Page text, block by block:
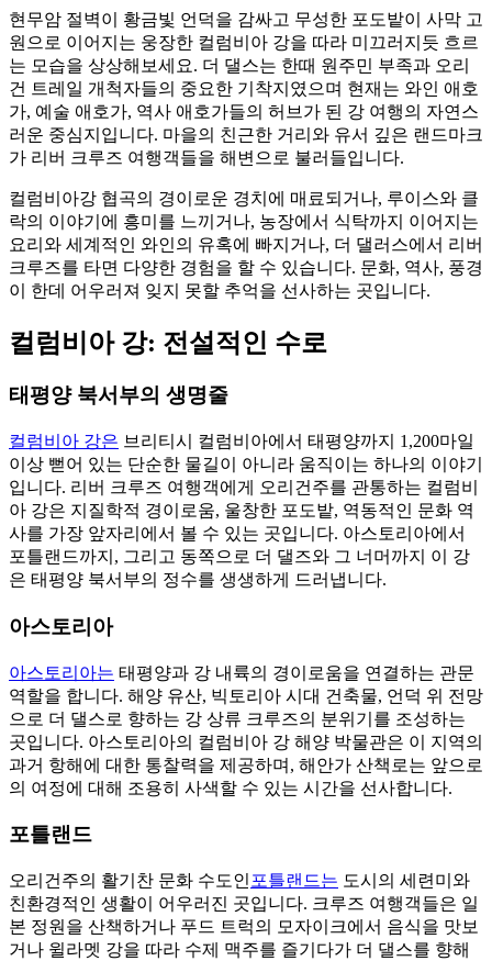
현무암 절벽이 황금빛 언덕을 감싸고 무성한 포도밭이 사막 고
원으로 이어지는 웅장한 컬럼비아 강을 따라 미끄러지듯 흐르
는 모습을 상상해보세요. 더 댈스는 한때 원주민 부족과 오리
건 트레일 개척자들의 중요한 기착지였으며 현재는 와인 애호
가, 예술 애호가, 역사 애호가들의 허브가 된 강 여행의 자연스
러운 중심지입니다. 마을의 친근한 거리와 유서 깊은 랜드마크
가 리버 크루즈 여행객들을 해변으로 불러들입니다.
컬럼비아강 협곡의 경이로운 경치에 매료되거나, 루이스와 클
락의 이야기에 흥미를 느끼거나, 농장에서 식탁까지 이어지는
요리와 세계적인 와인의 유혹에 빠지거나, 더 댈러스에서 리버
크루즈를 타면 다양한 경험을 할 수 있습니다. 문화, 역사, 풍경
이 한데 어우러져 잊지 못할 추억을 선사하는 곳입니다.
컬럼비아 강: 전설적인 수로
태평양 북서부의 생명줄
컬럼비아 강은 브리티시 컬럼비아에서 태평양까지 1,200마일
이상 뻗어 있는 단순한 물길이 아니라 움직이는 하나의 이야기
입니다. 리버 크루즈 여행객에게 오리건주를 관통하는 컬럼비
아 강은 지질학적 경이로움, 울창한 포도밭, 역동적인 문화 역
사를 가장 앞자리에서 볼 수 있는 곳입니다. 아스토리아에서
포틀랜드까지, 그리고 동쪽으로 더 댈즈와 그 너머까지 이 강
은 태평양 북서부의 정수를 생생하게 드러냅니다.
아스토리아
아스토리아는 태평양과 강 내륙의 경이로움을 연결하는 관문
역할을 합니다. 해양 유산, 빅토리아 시대 건축물, 언덕 위 전망
으로 더 댈스로 향하는 강 상류 크루즈의 분위기를 조성하는
곳입니다. 아스토리아의 컬럼비아 강 해양 박물관은 이 지역의
과거 항해에 대한 통찰력을 제공하며, 해안가 산책로는 앞으로
의 여정에 대해 조용히 사색할 수 있는 시간을 선사합니다.
포틀랜드
오리건주의 활기찬 문화 수도인 포틀랜드는 도시의 세련미와
친환경적인 생활이 어우러진 곳입니다. 크루즈 여행객들은 일
본 정원을 산책하거나 푸드 트럭의 모자이크에서 음식을 맛보
거나 윌라멧 강을 따라 수제 맥주를 즐기다가 더 댈스를 향해